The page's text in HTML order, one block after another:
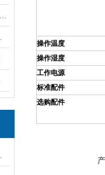
操作温度
操作湿度
工作电源
标准配件
选购配件